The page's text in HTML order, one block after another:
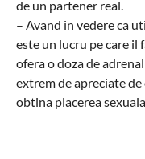
de un partener real.
– Avand in vedere ca
este un lucru pe care il
ofera o doza de
extrem de apreciate de
obtina placerea